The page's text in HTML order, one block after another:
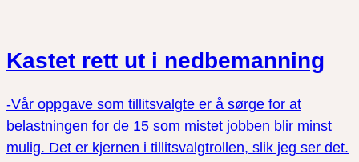
Kastet rett ut i nedbemanning
-Vår oppgave som tillitsvalgte er å sørge for at
belastningen for de 15 som mistet jobben blir minst
mulig. Det er kjernen i tillitsvalgtrollen, slik jeg ser det.